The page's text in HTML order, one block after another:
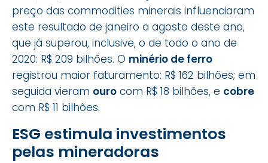
preço das commodities minerais influenciaram
este resultado de janeiro a agosto deste ano,
que já superou, inclusive, o de todo o ano de
2020: R$ 209 bilhões. O minério de ferro
registrou maior faturamento: R$ 162 bilhões; em
seguida vieram ouro com R$ 18 bilhões, e cobre
com R$ 11 bilhões.
ESG estimula investimentos
pelas mineradoras